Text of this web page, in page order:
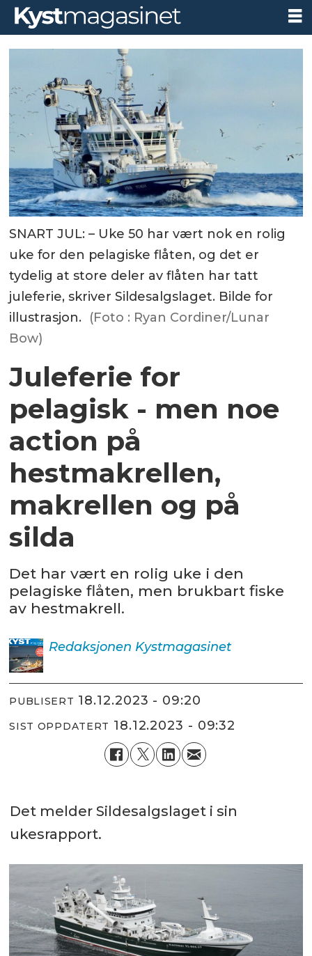
SNART JUL: – Uke 50 har vært nok en rolig
uke for den pelagiske flåten, og det er
tydelig at store deler av flåten har tatt
juleferie, skriver Sildesalgslaget. Bilde for
illustrasjon. (Foto : Ryan Cordiner/Lunar
Bow)
Juleferie for
pelagisk - men noe
action på
hestmakrellen,
makrellen og på
silda
Det har vært en rolig uke i den
pelagiske flåten, men brukbart fiske
av hestmakrell.
Redaksjonen Kystmagasinet
PUBLISERT 18.12.2023 - 09:20
SIST OPPDATERT 18.12.2023 - 09:32
Det melder Sildesalgslaget i sin
ukesrapport.